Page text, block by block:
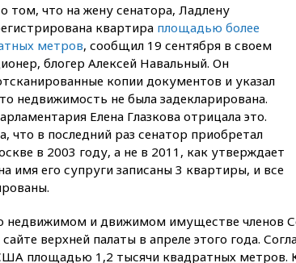
что на жену сенатора, Ладлену
квартира площадью более
метров, сообщил 19 сентября в своем
блогер Алексей Навальный. Он
копии документов и указал
недвижимость не была задекларирована.
Елена Глазкова отрицала это.
что в последний раз сенатор приобретал
в 2003 году, а не в 2011, как утверждает
имя его супруги записаны 3 квартиры, и все
недвижимом и движимом имуществе членов
верхней палаты в апреле этого года.
площадью 1,2 тысячи квадратных метров.